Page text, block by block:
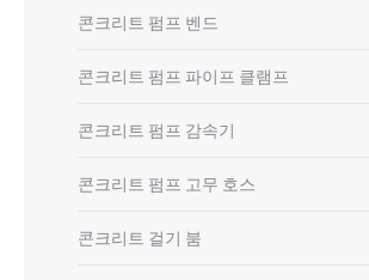
콘크리트 펌프 벤드
콘크리트 펌프 파이프 클램프
콘크리트 펌프 감속기
콘크리트 펌프 고무 호스
콘크리트 걸기 붐